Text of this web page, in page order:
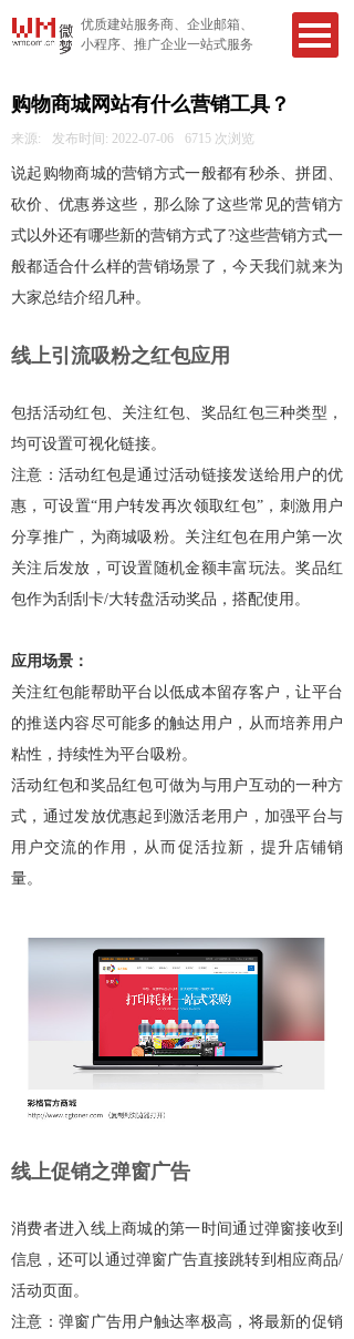
购物商城网站有什么营销工具？
来源: 发布时间: 2022-07-06 6715 次浏览
说起购物商城的营销方式一般都有秒杀、拼团、
砍价、优惠券这些，那么除了这些常见的营销方
式以外还有哪些新的营销方式了?这些营销方式一
般都适合什么样的营销场景了，今天我们就来为
大家总结介绍几种。
线上引流吸粉之红包应用
包括活动红包、关注红包、奖品红包三种类型，
均可设置可视化链接。
注意：活动红包是通过活动链接发送给用户的优
惠，可设置“用户转发再次领取红包”，刺激用户
分享推广，为商城吸粉。关注红包在用户第一次
关注后发放，可设置随机金额丰富玩法。奖品红
包作为刮刮卡/大转盘活动奖品，搭配使用。
应用场景：
关注红包能帮助平台以低成本留存客户，让平台
的推送内容尽可能多的触达用户，从而培养用户
粘性，持续性为平台吸粉。
活动红包和奖品红包可做为与用户互动的一种方
式，通过发放优惠起到激活老用户，加强平台与
用户交流的作用，从而促活拉新，提升店铺销
量。
线上促销之弹窗广告
消费者进入线上商城的第一时间通过弹窗接收到
信息，还可以通过弹窗广告直接跳转到相应商品/
活动页面。
注意：弹窗广告用户触达率极高，将最新的促销
优质建站服务商、企业邮箱、
小程序、推广企业一站式服务